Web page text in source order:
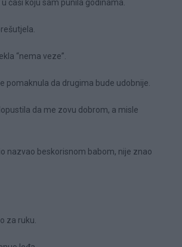
čaši koju sam punila godinama.
“nema veze”.
pomaknula da drugima bude udobnije.
da me zovu dobrom, a misle
nazvao beskorisnom babom, nije znao
za ruku.